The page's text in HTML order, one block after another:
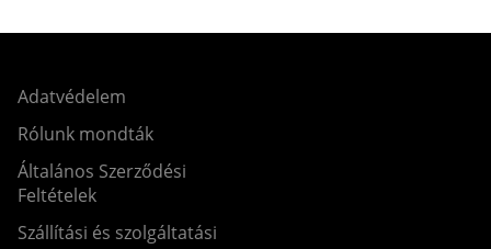
Adatvédelem
Rólunk mondták
Általános Szerződési
Feltételek
Szállítási és szolgáltatási